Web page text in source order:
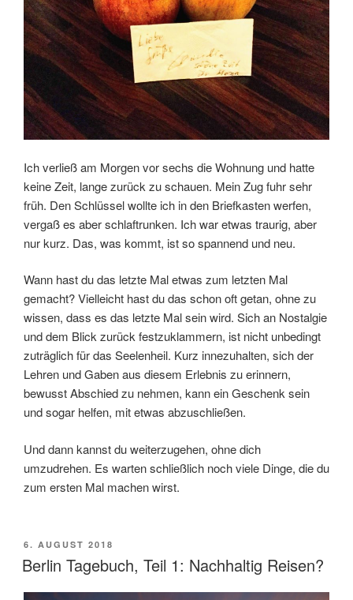
Ich verließ am Morgen vor sechs die Wohnung und hatte
keine Zeit, lange zurück zu schauen. Mein Zug fuhr sehr
früh. Den Schlüssel wollte ich in den Briefkasten werfen,
vergaß es aber schlaftrunken. Ich war etwas traurig, aber
nur kurz. Das, was kommt, ist so spannend und neu.
Wann hast du das letzte Mal etwas zum letzten Mal
gemacht? Vielleicht hast du das schon oft getan, ohne zu
wissen, dass es das letzte Mal sein wird. Sich an Nostalgie
und dem Blick zurück festzuklammern, ist nicht unbedingt
zuträglich für das Seelenheil. Kurz innezuhalten, sich der
Lehren und Gaben aus diesem Erlebnis zu erinnern,
bewusst Abschied zu nehmen, kann ein Geschenk sein
und sogar helfen, mit etwas abzuschließen.
Und dann kannst du weiterzugehen, ohne dich
umzudrehen. Es warten schließlich noch viele Dinge, die du
zum ersten Mal machen wirst.
VERÖFFENTLICHT
AM
6. AUGUST 2018
Berlin Tagebuch, Teil 1: Nachhaltig Reisen?